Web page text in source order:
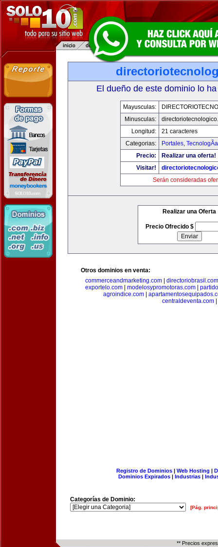
El dueño de este dominio lo
Mayusculas:
Minusculas:
Longitud:
21 caracteres
Categorias:
Portales, TecnologÃ­a
Precio:
Realizar una oferta!
Visitar!
Serán consideradas
Realizar una Oferta
Precio Ofrecido $
Otros dominios en venta:
commerceandmarketing.com| directoriobrasil.com
exportelo.com
modelosypromotoras.com
agroindice.com
centraldeventa.com|
Registro de Dominios| Web Hosting |
Dominios Expirados | Industrias |
Categorías de Dominio:
[Pág.
** Precios